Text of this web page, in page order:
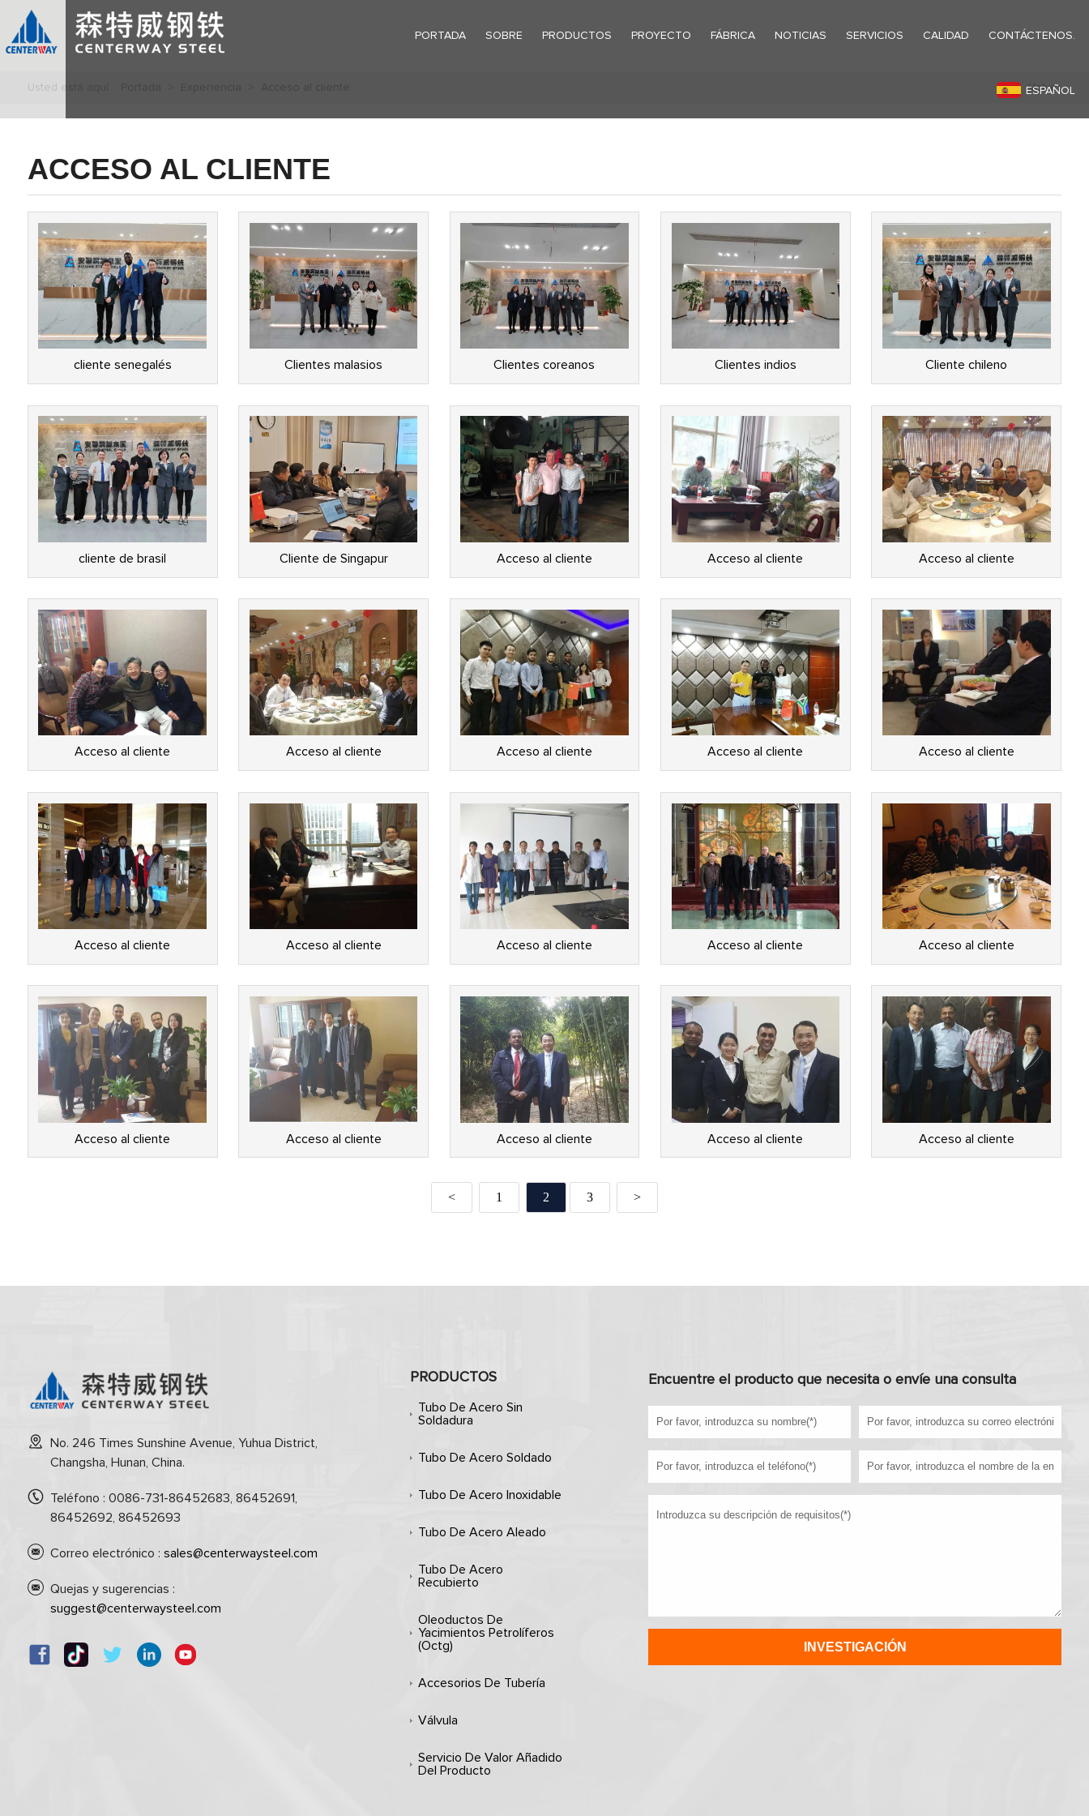
PORTADA SOBRE PRODUCTOS PROYECTO FÁBRICA NOTICIAS SERVICIOS CALIDAD CONTÁCTENOS.
ESPAÑOL
Volver
Usted está aquí :
ACCESO AL CLIENTE
cliente senegalés Clientes malasios Clientes coreanos Clientes indios Cliente chileno
cliente de brasil Cliente de Singapur Acceso al cliente Acceso al cliente Acceso al cliente
Acceso al cliente Acceso al cliente Acceso al cliente Acceso al cliente Acceso al cliente
Acceso al cliente Acceso al cliente Acceso al cliente Acceso al cliente Acceso al cliente
Acceso al cliente Acceso al cliente Acceso al cliente Acceso al cliente Acceso al cliente
< 1 2 3 >
No. 246 Times Sunshine Avenue, Yuhua District,
Changsha, Hunan, China.
Teléfono : 0086-731-86452683, 86452691,
86452692, 86452693
Correo electrónico : sales@centerwaysteel.com
Quejas y sugerencias :
suggest@centerwaysteel.com
PRODUCTOS
Tubo De Acero Sin
Soldadura
Tubo De Acero Soldado
Tubo De Acero Inoxidable
Tubo De Acero Aleado
Tubo De Acero
Recubierto
Oleoductos De
Yacimientos Petrolíferos
(octg)
Accesorios De Tubería
Válvula
Servicio De Valor Añadido
Del Producto
Encuentre el producto que necesita o envíe una consulta